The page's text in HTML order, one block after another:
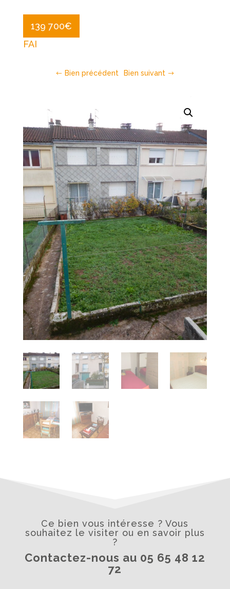
139 700€
FAI
Bien précédent Bien suivant
Ce bien vous intéresse ? Vous
souhaitez le visiter ou en savoir plus
?
Contactez-nous au 05 65 48 12
72